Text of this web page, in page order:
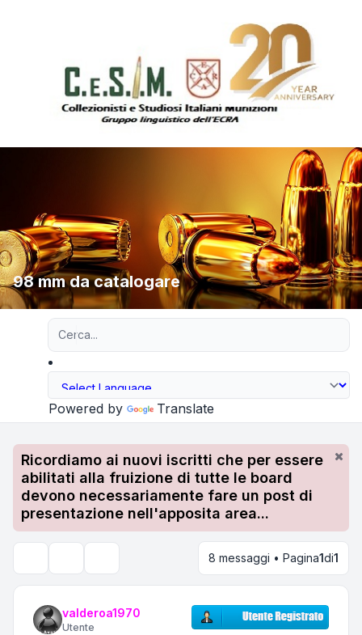
98 mm da catalogare
Powered by Translate
Ricordiamo ai nuovi iscritti che per essere
abilitati alla fruizione di tutte le board
devono necessariamente fare un post di
presentazione nell'apposita area...
8 messaggi • Pagina1di1
valderoa1970
Utente